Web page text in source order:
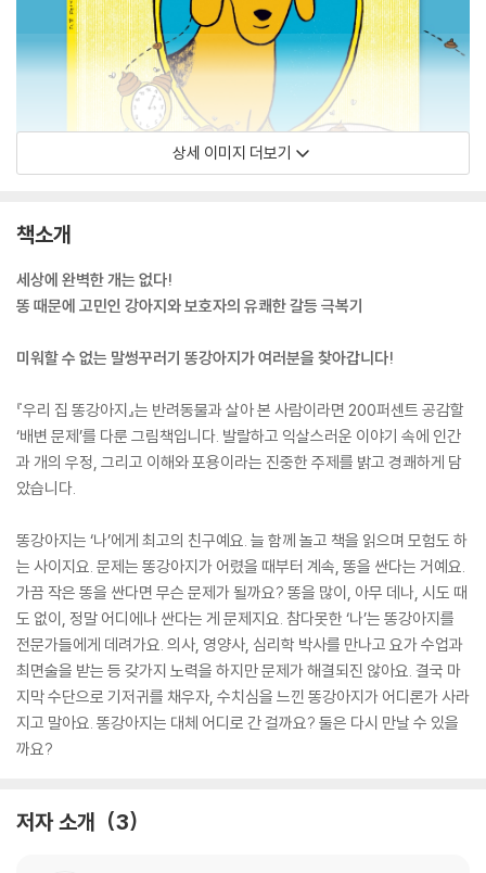
상세 이미지 더보기
책소개
세상에 완벽한 개는 없다!
똥 때문에 고민인 강아지와 보호자의 유쾌한 갈등 극복기
미워할 수 없는 말썽꾸러기 똥강아지가 여러분을 찾아갑니다!
『우리 집 똥강아지』는 반려동물과 살아 본 사람이라면 200퍼센트 공감할
‘배변 문제’를 다룬 그림책입니다. 발랄하고 익살스러운 이야기 속에 인간
과 개의 우정, 그리고 이해와 포용이라는 진중한 주제를 밝고 경쾌하게 담
았습니다.
똥강아지는 ‘나’에게 최고의 친구예요. 늘 함께 놀고 책을 읽으며 모험도 하
는 사이지요. 문제는 똥강아지가 어렸을 때부터 계속, 똥을 싼다는 거예요.
가끔 작은 똥을 싼다면 무슨 문제가 될까요? 똥을 많이, 아무 데나, 시도 때
도 없이, 정말 어디에나 싼다는 게 문제지요. 참다못한 ‘나’는 똥강아지를
전문가들에게 데려가요. 의사, 영양사, 심리학 박사를 만나고 요가 수업과
최면술을 받는 등 갖가지 노력을 하지만 문제가 해결되진 않아요. 결국 마
지막 수단으로 기저귀를 채우자, 수치심을 느낀 똥강아지가 어디론가 사라
지고 말아요. 똥강아지는 대체 어디로 간 걸까요? 둘은 다시 만날 수 있을
까요?
저자 소개 3